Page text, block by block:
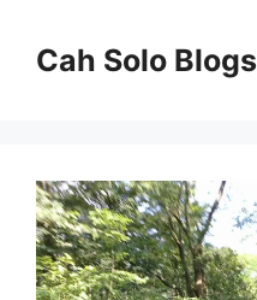
Cah Solo Blogs